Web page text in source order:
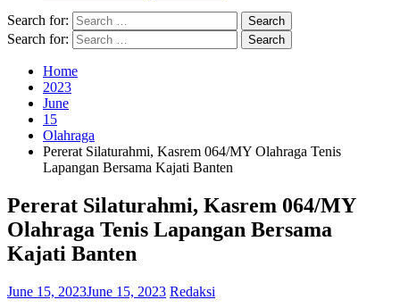
Search for:
Search for:
Home
2023
June
15
Olahraga
Pererat Silaturahmi, Kasrem 064/MY Olahraga Tenis
Lapangan Bersama Kajati Banten
Pererat Silaturahmi, Kasrem 064/MY
Olahraga Tenis Lapangan Bersama
Kajati Banten
June 15, 2023June 15, 2023 Redaksi